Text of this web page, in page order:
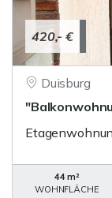
420,- €
Duisburg
44 m²
WOHNFLÄCHE